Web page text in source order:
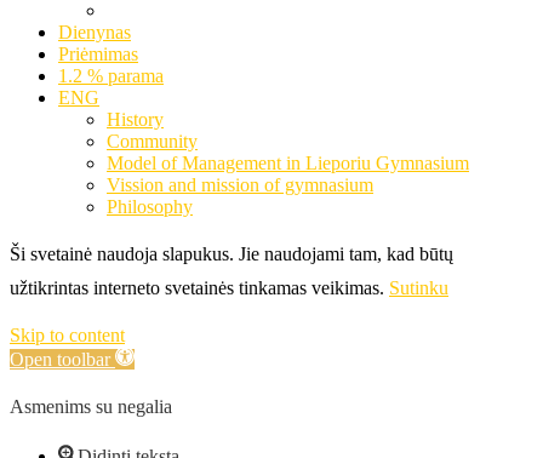
Dienynas
Priėmimas
1.2 % parama
ENG
History
Community
Model of Management in Lieporiu Gymnasium
Vission and mission of gymnasium
Philosophy
Ši svetainė naudoja slapukus. Jie naudojami tam, kad būtų
užtikrintas interneto svetainės tinkamas veikimas. Sutinku
Skip to content
Open toolbar
Asmenims su negalia